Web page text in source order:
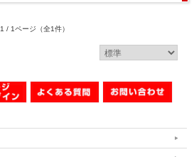
1 / 1ページ （全1件）